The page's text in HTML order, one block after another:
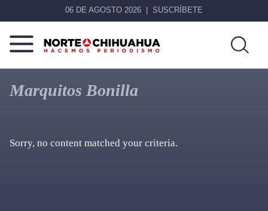
06 DE AGOSTO 2026 SUSCRÍBETE
Norte
Chihuahua
Más
que
noticias,
Marquitos Bonilla
Sorry, no content matched your criteria.